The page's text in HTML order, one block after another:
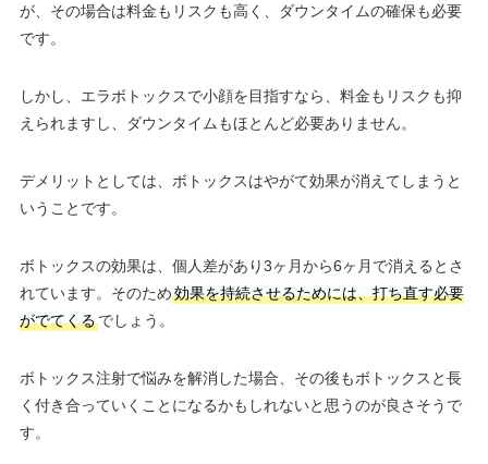
が、その場合は料金もリスクも高く、ダウンタイムの確保も必要
です。
しかし、エラボトックスで小顔を目指すなら、料金もリスクも抑
えられますし、ダウンタイムもほとんど必要ありません。
デメリットとしては、ボトックスはやがて効果が消えてしまうと
いうことです。
ボトックスの効果は、個人差があり3ヶ月から6ヶ月で消えるとさ
れています。そのため効果を持続させるためには、打ち直す必要
がでてくるでしょう。
ボトックス注射で悩みを解消した場合、その後もボトックスと長
く付き合っていくことになるかもしれないと思うのが良さそうで
す。